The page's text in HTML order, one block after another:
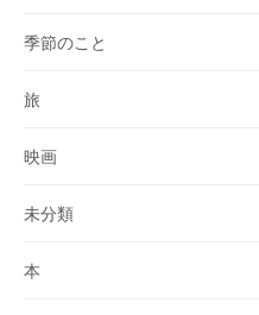
季節のこと
旅
映画
未分類
本